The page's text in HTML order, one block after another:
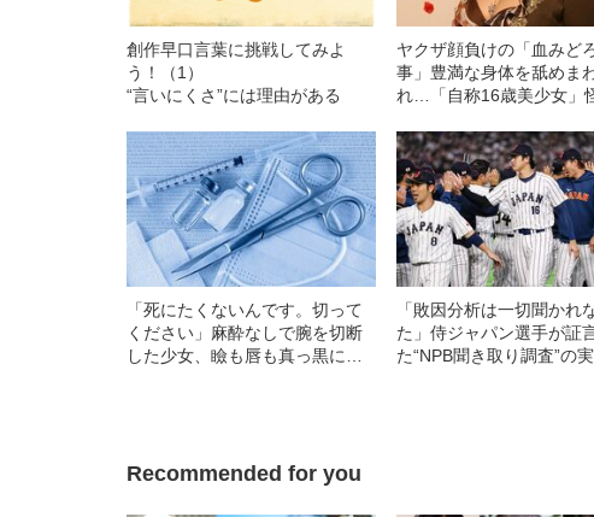
創作早口言葉に挑戦してみよ
う！（1）
“言いにくさ”には理由がある
ヤクザ顔負けの「血みど
事」豊満な身体を舐めま
れ…「自称16歳美少女」
ぎる“熟れ方”
「死にたくないんです。切って
ください」麻酔なしで腕を切断
した少女、瞼も唇も真っ黒に腫
「敗因分析は一切聞かれ
た」侍ジャパン選手が証
た“NPB聞き取り調査”の
Recommended for you